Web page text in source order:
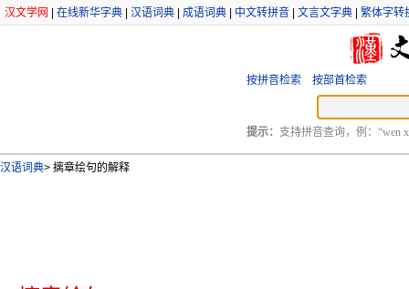
汉文学网 在线新华字典 汉语词典 成语词典 中文转拼音 文言文字典 繁体字转
按拼音检索 按部首检索
提示： 支持拼音查询，例：“wen
汉语词典> 摛章绘句的解释